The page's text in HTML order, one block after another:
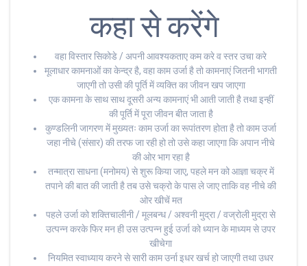
कहा से करेंगे
वहा विस्तार सिकोडे / अपनी आवश्यकताए कम करे व स्तर उचा करे
मूलाधार कामनाओं का केन्द्र है, वहा काम उर्जा है तो कामनाएं जितनी भागती
जाएगी तो उसी की पूर्ति में व्यक्ति का जीवन खप जाएगा
एक कामना के साथ साथ दूसरी अन्य कामनाएं भी आती जाती है तथा इन्हीं
की पूर्ति में पूरा जीवन बीत जाता है
कुण्डलिनी जागरण में मुख्यतः काम उर्जा का रूपांतरण होता है तो काम उर्जा
जहा नीचे (संसार) की तरफ जा रही हो तो उसे कहा जाएगा कि अपान नीचे
की ओर भाग रहा है
तन्मात्रा साधना (मनोमय) से शुरू किया जाए, पहले मन को आज्ञा चक्र में
तपाने की बात की जाती है तब उसे चक्रो के पास ले जाए ताकि वह नीचे की
ओर खीचें मत
पहले उर्जा को शक्तिचालीनी / मूलबन्ध / अश्वनी मुद्रा / वज्रोली मुद्रा से
उत्पन्न करके फिर मन ही उस उत्पन्न हुई उर्जा को ध्यान के माध्यम से उपर
खीचेगा
नियमित स्वाध्याय करने से सारी काम उर्ना इधर खर्च हो जाएगी तथा उधर